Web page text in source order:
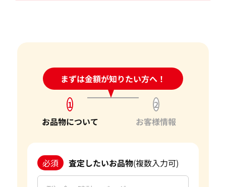
まずは金額が知りたい方へ！
24時間受付中!問い合わせフォーム
1
お品物について
2
お客様情報
必須 査定したいお品物(複数入力可)